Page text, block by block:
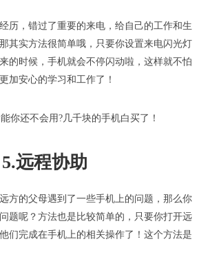
历，错过了重要的来电，给自己的工作和生
其实方法很简单哦，只要你设置来电闪光灯
的时候，手机就会不停闪动啦，这样就不怕
加安心的学习和工作了！
5.远程协助
方的父母遇到了一些手机上的问题，那么你
题呢？方法也是比较简单的，只要你打开远
们完成在手机上的相关操作了！这个方法是